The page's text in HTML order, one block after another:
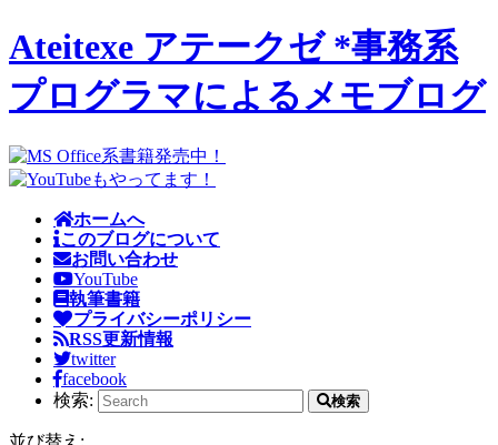
Ateitexe アテークゼ *事務系
プログラマによるメモブログ
ホームへ
このブログについて
お問い合わせ
YouTube
執筆書籍
プライバシーポリシー
RSS更新情報
twitter
facebook
検索: 検索
並び替え: